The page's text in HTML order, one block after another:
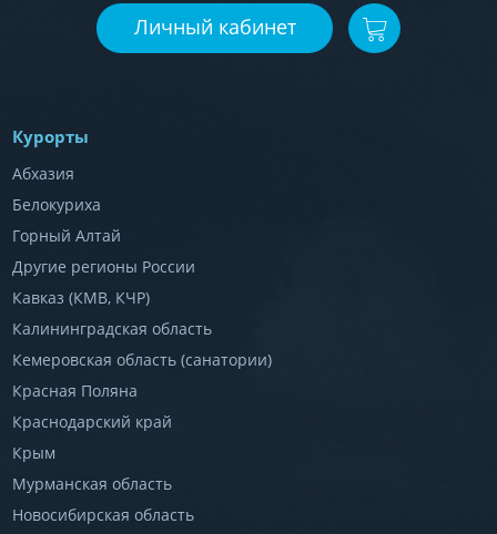
Личный кабинет
Курорты
Абхазия
Белокуриха
Горный Алтай
Другие регионы России
Кавказ (КМВ, КЧР)
Калининградская область
Кемеровская область (санатории)
Красная Поляна
Краснодарский край
Крым
Мурманская область
Новосибирская область